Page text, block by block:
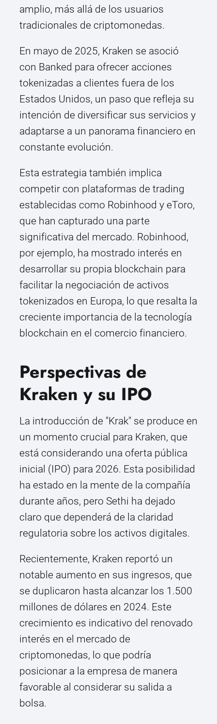
amplio, más allá de los usuarios
tradicionales de criptomonedas.
En mayo de 2025, Kraken se asoció
con Banked para ofrecer acciones
tokenizadas a clientes fuera de los
Estados Unidos, un paso que refleja su
intención de diversificar sus servicios y
adaptarse a un panorama financiero en
constante evolución.
Esta estrategia también implica
competir con plataformas de trading
establecidas como Robinhood y eToro,
que han capturado una parte
significativa del mercado. Robinhood,
por ejemplo, ha mostrado interés en
desarrollar su propia blockchain para
facilitar la negociación de activos
tokenizados en Europa, lo que resalta la
creciente importancia de la tecnología
blockchain en el comercio financiero.
Perspectivas de
Kraken y su IPO
La introducción de "Krak" se produce en
un momento crucial para Kraken, que
está considerando una oferta pública
inicial (IPO) para 2026. Esta posibilidad
ha estado en la mente de la compañía
durante años, pero Sethi ha dejado
claro que dependerá de la claridad
regulatoria sobre los activos digitales.
Recientemente, Kraken reportó un
notable aumento en sus ingresos, que
se duplicaron hasta alcanzar los 1.500
millones de dólares en 2024. Este
crecimiento es indicativo del renovado
interés en el mercado de
criptomonedas, lo que podría
posicionar a la empresa de manera
favorable al considerar su salida a
bolsa.